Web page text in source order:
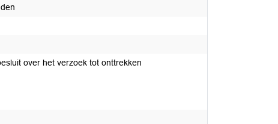
over het verzoek tot onttrekken